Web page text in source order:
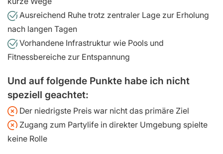
Ausreichend Ruhe trotz zentraler Lage zur Erholung
nach langen Tagen
Vorhandene Infrastruktur wie Pools und
Fitnessbereiche zur Entspannung
Und auf folgende Punkte habe ich nicht
speziell geachtet:
Der niedrigste Preis war nicht das primäre Ziel
Zugang zum Partylife in direkter Umgebung spielte
keine Rolle